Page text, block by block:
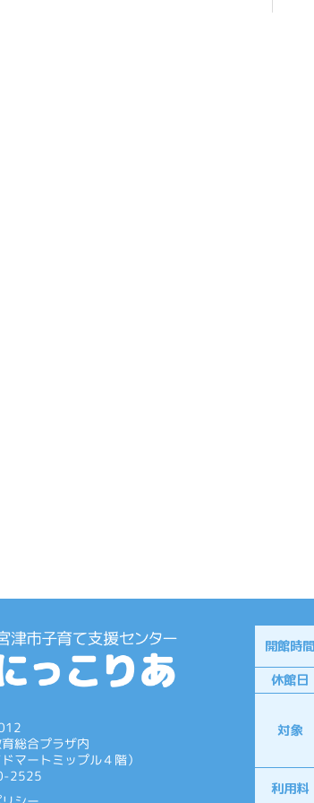
総合プラザ内
マートミップル４階）
2525
開館時間
休館日
対象
利用料